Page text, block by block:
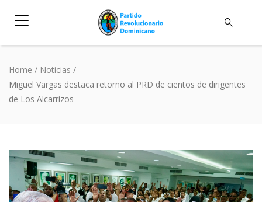
Home / Noticias /
Miguel Vargas destaca retorno al PRD de cientos de dirigentes
de Los Alcarrizos